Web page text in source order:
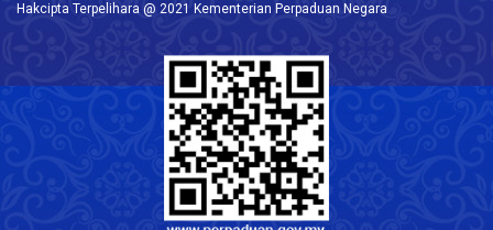
Hakcipta Terpelihara @ 2021 Kementerian Perpaduan Negara